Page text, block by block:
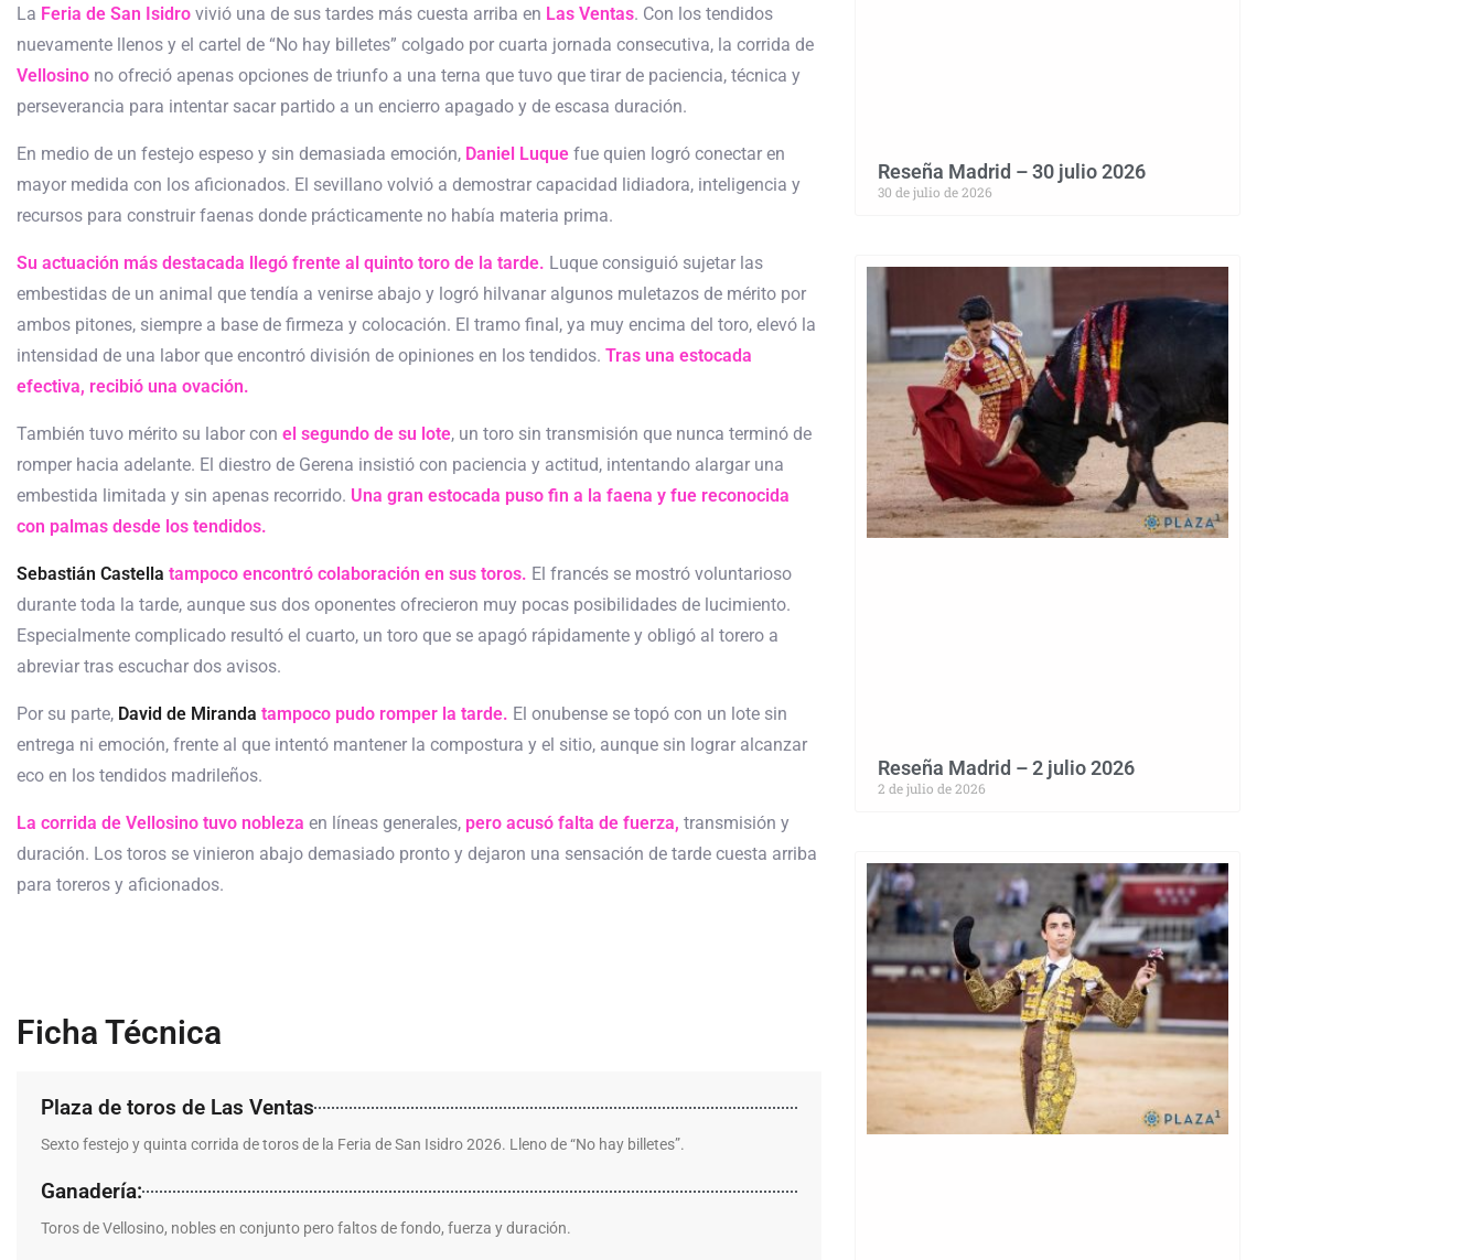
La Feria de San Isidro vivió una de sus tardes más cuesta arriba en Las Ventas. Con los tendidos
nuevamente llenos y el cartel de “No hay billetes” colgado por cuarta jornada consecutiva, la corrida de
Vellosino no ofreció apenas opciones de triunfo a una terna que tuvo que tirar de paciencia, técnica y
perseverancia para intentar sacar partido a un encierro apagado y de escasa duración.
En medio de un festejo espeso y sin demasiada emoción, Daniel Luque fue quien logró conectar en
mayor medida con los aficionados. El sevillano volvió a demostrar capacidad lidiadora, inteligencia y
recursos para construir faenas donde prácticamente no había materia prima.
Su actuación más destacada llegó frente al quinto toro de la tarde. Luque consiguió sujetar las
embestidas de un animal que tendía a venirse abajo y logró hilvanar algunos muletazos de mérito por
ambos pitones, siempre a base de firmeza y colocación. El tramo final, ya muy encima del toro, elevó la
intensidad de una labor que encontró división de opiniones en los tendidos. Tras una estocada
efectiva, recibió una ovación.
También tuvo mérito su labor con el segundo de su lote, un toro sin transmisión que nunca terminó de
romper hacia adelante. El diestro de Gerena insistió con paciencia y actitud, intentando alargar una
embestida limitada y sin apenas recorrido. Una gran estocada puso fin a la faena y fue reconocida
con palmas desde los tendidos.
Sebastián Castella tampoco encontró colaboración en sus toros. El francés se mostró voluntarioso
durante toda la tarde, aunque sus dos oponentes ofrecieron muy pocas posibilidades de lucimiento.
Especialmente complicado resultó el cuarto, un toro que se apagó rápidamente y obligó al torero a
abreviar tras escuchar dos avisos.
Por su parte, David de Miranda tampoco pudo romper la tarde. El onubense se topó con un lote sin
entrega ni emoción, frente al que intentó mantener la compostura y el sitio, aunque sin lograr alcanzar
eco en los tendidos madrileños.
La corrida de Vellosino tuvo nobleza en líneas generales, pero acusó falta de fuerza, transmisión y
duración. Los toros se vinieron abajo demasiado pronto y dejaron una sensación de tarde cuesta arriba
para toreros y aficionados.
Ficha Técnica
Plaza de toros de Las Ventas
Sexto festejo y quinta corrida de toros de la Feria de San Isidro 2026. Lleno de “No hay billetes”.
Ganadería:
Toros de Vellosino, nobles en conjunto pero faltos de fondo, fuerza y duración.
Reseña Madrid – 30 julio 2026
30 de julio de 2026
Reseña Madrid – 2 julio 2026
2 de julio de 2026